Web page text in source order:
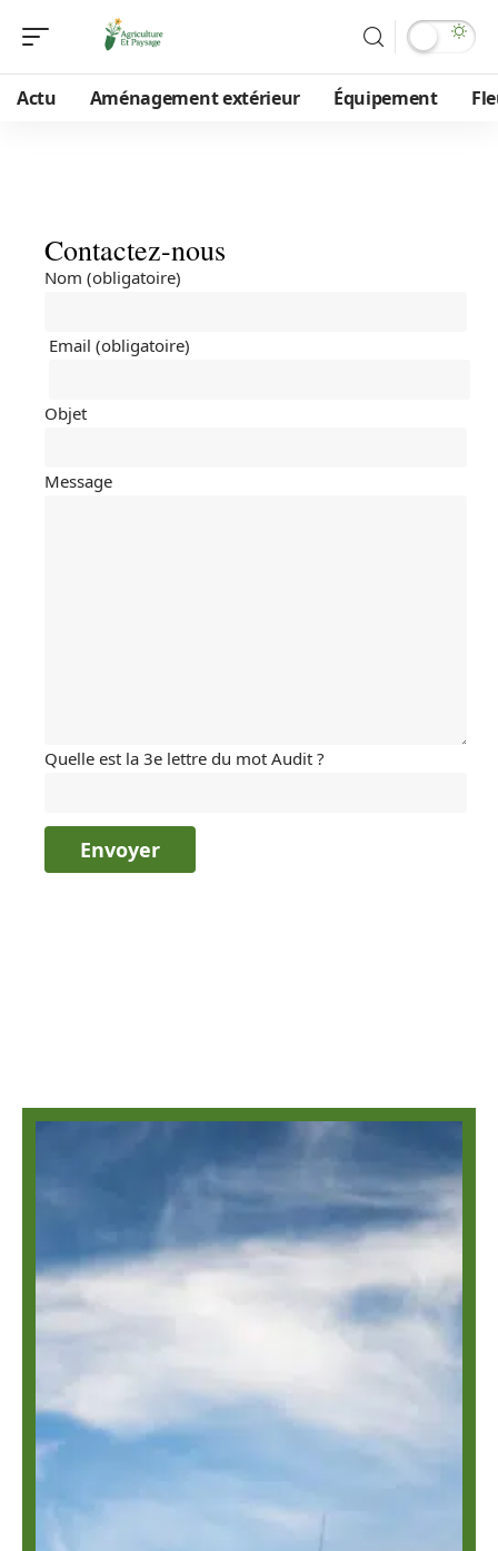
Actu Aménagement extérieur Équipement
Contactez-nous
Nom (obligatoire)
Email (obligatoire)
Objet
Message
Quelle est la 3e lettre du mot Audit ?